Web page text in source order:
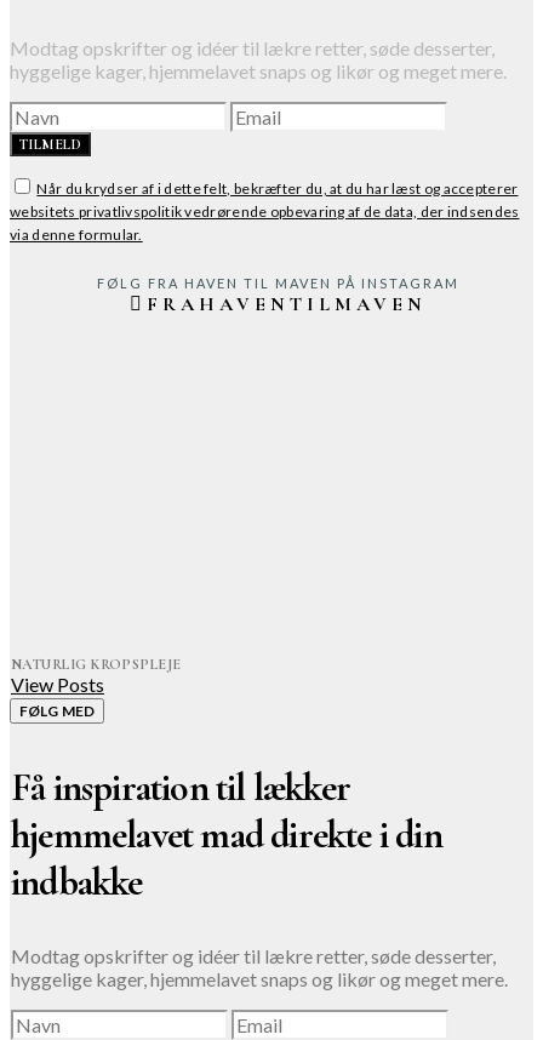
NATURLIG KROPSPLEJE
View Posts
FØLG MED
Få inspiration til lækker
hjemmelavet mad direkte i din
indbakke
Modtag opskrifter og idéer til lækre retter, søde desserter,
hyggelige kager, hjemmelavet snaps og likør og meget mere.
Modtag opskrifter og idéer til lækre retter, søde desserter,
hyggelige kager, hjemmelavet snaps og likør og meget mere.
TILMELD
Når du krydser af i dette felt, bekræfter du, at du har læst og accepterer
websitets privatlivspolitik vedrørende opbevaring af de data, der indsendes
via denne formular.
FRAHAVENTILMAVEN
FØLG FRA HAVEN TIL MAVEN PÅ INSTAGRAM